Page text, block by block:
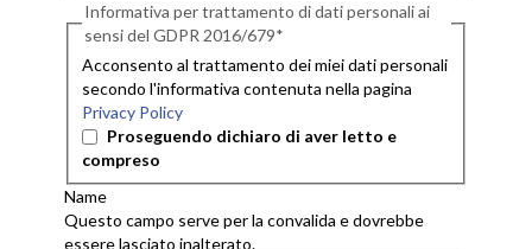
Informativa per trattamento di dati personali ai
sensi del GDPR 2016/679*
Acconsento al trattamento dei miei dati personali
secondo l'informativa contenuta nella pagina
Privacy Policy
Proseguendo dichiaro di aver letto e
compreso
Name
Questo campo serve per la convalida e dovrebbe
essere lasciato inalterato.